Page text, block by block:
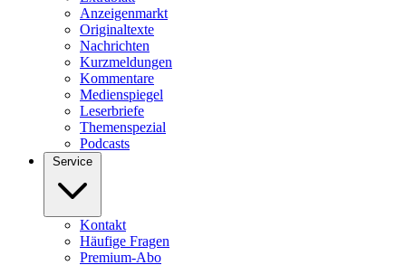
Anzeigenmarkt
Originaltexte
Nachrichten
Kurzmeldungen
Kommentare
Medienspiegel
Leserbriefe
Themenspezial
Podcasts
Service
Kontakt
Häufige Fragen
Premium-Abo